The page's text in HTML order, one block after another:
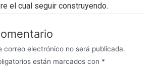
el cual seguir construyendo.
correo electrónico no será publicada.
están marcados con *